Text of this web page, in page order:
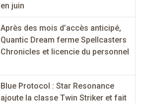
en juin
Après des mois d’accès anticipé,
Quantic Dream ferme Spellcasters
Chronicles et licencie du personnel
Blue Protocol : Star Resonance
ajoute la classe Twin Striker et fait